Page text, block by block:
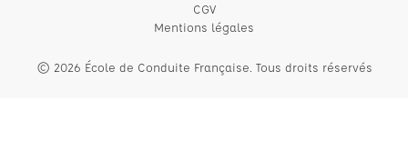
CGV
Mentions légales
© 2026 École de Conduite Française. Tous droits réservés